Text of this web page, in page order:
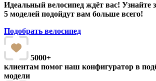
Идеальный велосипед ждёт вас! Узнайте
5 моделей подойдут вам больше всего!
Подобрать велосипед
5000+
клиентам помог наш конфигуратор в
модели